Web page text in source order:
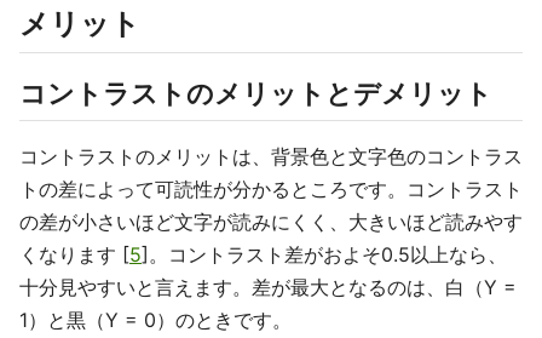
メリット
コントラストのメリットとデメリット
コントラストのメリットは、背景色と文字色のコントラス
トの差によって可読性が分かるところです。コントラスト
の差が小さいほど文字が読みにくく、大きいほど読みやす
くなります [5]。コントラスト差がおよそ0.5以上なら、
十分見やすいと言えます。差が最大となるのは、白（Y =
1）と黒（Y = 0）のときです。